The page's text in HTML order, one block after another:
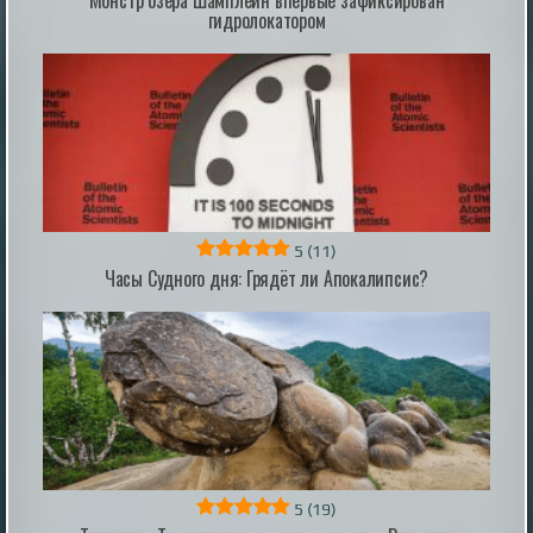
специализированный лагерь
Дети из семей, чьи дома затопило во время паводка
"Ирандык". В центре для ребят подготовили
полноценную программу досуга, сообщил глава
муниципалитета Динис Юсупов. "От всей души
благодарю главу администрации Абзелиловского
района Айрата Аминева за тёплый приём, личное
участие в организации этой ...
30 minutes ago
Воссоздан скелет гигантского древнего
крокодила, который охотился на
динозавров
Воссоздан скелет гигантского древнего крокодила,
который охотился на динозавров
naked-science.ru | 12 hours ago
гидролокатором
5 (11)
Часы Судного дня: Грядёт ли Апокалипсис?
5 (19)